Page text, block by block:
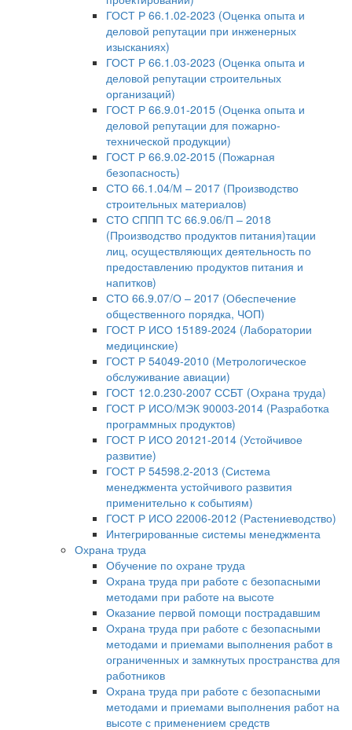
ГОСТ Р 66.1.02-2023 (Оценка опыта и
деловой репутации при инженерных
изысканиях)
ГОСТ Р 66.1.03-2023 (Оценка опыта и
деловой репутации строительных
организаций)
ГОСТ Р 66.9.01-2015 (Оценка опыта и
деловой репутации для пожарно-
технической продукции)
ГОСТ Р 66.9.02-2015 (Пожарная
безопасность)
СТО 66.1.04/М – 2017 (Производство
строительных материалов)
СТО СППП ТС 66.9.06/П – 2018
(Производство продуктов питания)тации
лиц, осуществляющих деятельность по
предоставлению продуктов питания и
напитков)
СТО 66.9.07/О – 2017 (Обеспечение
общественного порядка, ЧОП)
ГОСТ Р ИСО 15189-2024 (Лаборатории
медицинские)
ГОСТ Р 54049-2010 (Метрологическое
обслуживание авиации)
ГОСТ 12.0.230-2007 ССБТ (Охрана труда)
ГОСТ Р ИСО/МЭК 90003-2014 (Разработка
программных продуктов)
ГОСТ Р ИСО 20121-2014 (Устойчивое
развитие)
ГОСТ Р 54598.2-2013 (Система
менеджмента устойчивого развития
применительно к событиям)
ГОСТ Р ИСО 22006-2012 (Растениеводство)
Интегрированные системы менеджмента
Охрана труда
Обучение по охране труда
Охрана труда при работе с безопасными
методами при работе на высоте
Оказание первой помощи пострадавшим
Охрана труда при работе с безопасными
методами и приемами выполнения работ в
ограниченных и замкнутых пространства для
работников
Охрана труда при работе с безопасными
методами и приемами выполнения работ на
высоте с применением средств